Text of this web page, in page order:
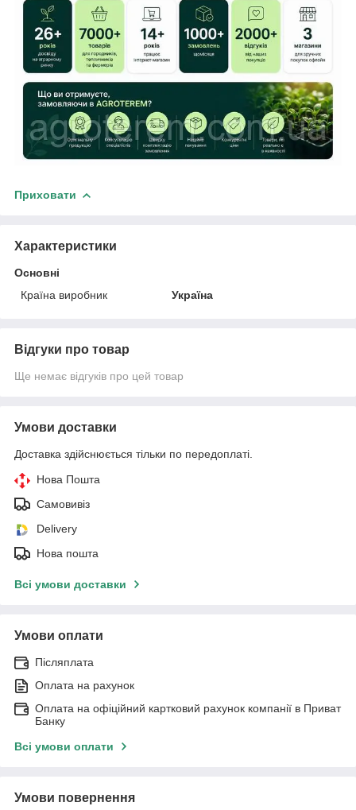
Приховати
Характеристики
Основні
Країна виробник
Україна
Відгуки про товар
Ще немає відгуків про цей товар
Умови доставки
Доставка здійснюється тільки по передоплаті.
Нова Пошта
Самовивіз
Delivery
Нова пошта
Всі умови доставки
Умови оплати
Післяплата
Оплата на рахунок
Оплата на офіційний картковий рахунок компанії в Приват
Банку
Всі умови оплати
Умови повернення